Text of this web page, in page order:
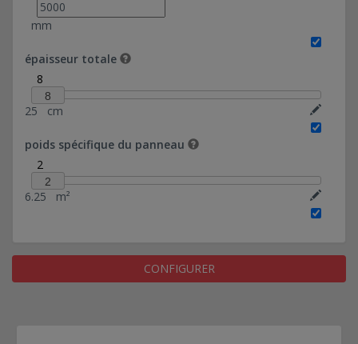
noyée dans clavetage - FDES certifié - (désactivé)
Panneaux pleins de façades en béton - clavetage -
Panneaux pleins de façades en béton - mécanique
Panneaux pleins de façades en béton - mécanique
noyée dans clavetage - (désactivé)
Panneaux pleins de façades en béton - clavetage -
Panneaux pleins de façades en béton - mécanique
mm
épaisseur totale
8
8
25 cm
poids spécifique du panneau
2
2
6.25 m²
CONFIGURER